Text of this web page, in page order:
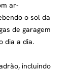
ar-
o sol da
de garagem
dia a dia.
incluindo